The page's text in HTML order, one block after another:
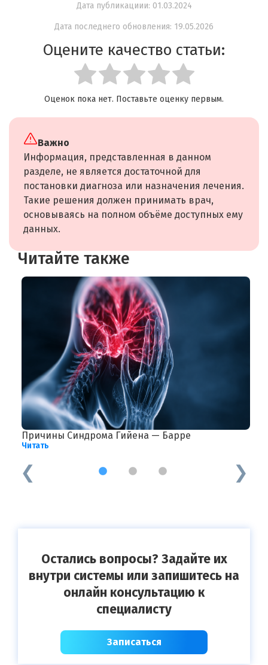
Дата публикациии: 01.03.2024
Дата последнего обновления: 19.05.2026
Оцените качество статьи:
Оценок пока нет. Поставьте оценку первым.
Важно
Информация, представленная в данном
разделе, не является достаточной для
постановки диагноза или назначения лечения.
Такие решения должен принимать врач,
основываясь на полном объёме доступных ему
данных.
Читайте также
Причины Синдрома Гийена — Барре
Читать
1 2 3
Остались вопросы? Задайте их
внутри системы или запишитесь на
онлайн консультацию к
специалисту
Записаться